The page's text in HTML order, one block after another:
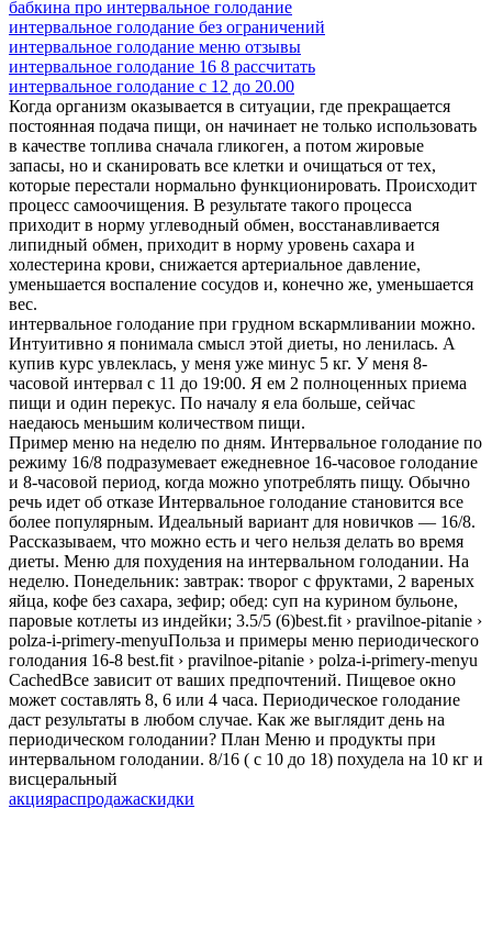
бабкина про интервальное голодание
интервальное голодание без ограничений
интервальное голодание меню отзывы
интервальное голодание 16 8 рассчитать
интервальное голодание с 12 до 20.00
Когда организм оказывается в ситуации, где прекращается
постоянная подача пищи, он начинает не только использовать
в качестве топлива сначала гликоген, а потом жировые
запасы, но и сканировать все клетки и очищаться от тех,
которые перестали нормально функционировать. Происходит
процесс самоочищения. В результате такого процесса
приходит в норму углеводный обмен, восстанавливается
липидный обмен, приходит в норму уровень сахара и
холестерина крови, снижается артериальное давление,
уменьшается воспаление сосудов и, конечно же, уменьшается
вес.
интервальное голодание при грудном вскармливании можно.
Интуитивно я понимала смысл этой диеты, но ленилась. А
купив курс увлеклась, у меня уже минус 5 кг. У меня 8-
часовой интервал с 11 до 19:00. Я ем 2 полноценных приема
пищи и один перекус. По началу я ела больше, сейчас
наедаюсь меньшим количеством пищи.
Пример меню на неделю по дням. Интервальное голодание по
режиму 16/8 подразумевает ежедневное 16-часовое голодание
и 8-часовой период, когда можно употреблять пищу. Обычно
речь идет об отказе Интервальное голодание становится все
более популярным. Идеальный вариант для новичков — 16/8.
Рассказываем, что можно есть и чего нельзя делать во время
диеты. Меню для похудения на интервальном голодании. На
неделю. Понедельник: завтрак: творог с фруктами, 2 вареных
яйца, кофе без сахара, зефир; обед: суп на курином бульоне,
паровые котлеты из индейки; 3.5/5 (6)best.fit › pravilnoe-pitanie ›
polza-i-primery-menyuПольза и примеры меню периодического
голодания 16-8 best.fit › pravilnoe-pitanie › polza-i-primery-menyu
CachedВсе зависит от ваших предпочтений. Пищевое окно
может составлять 8, 6 или 4 часа. Периодическое голодание
даст результаты в любом случае. Как же выглядит день на
периодическом голодании? План Меню и продукты при
интервальном голодании. 8/16 ( с 10 до 18) похудела на 10 кг и
висцеральный
акцияраспродажаскидки